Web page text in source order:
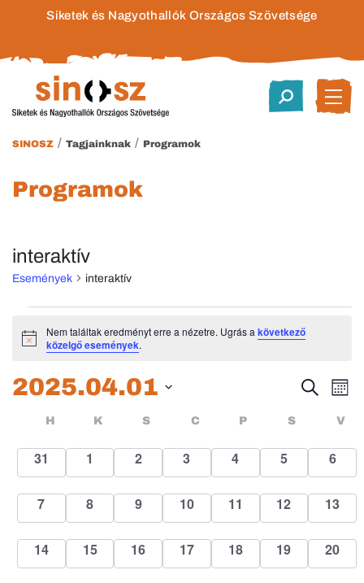
Siketek és Nagyothallók Országos Szövetsége
SINOSZ / Tagjainknak / Programok
Programok
interaktív
Események interaktív
Események
Notice
Nem találtak eredményt erre a nézetre. Ugrás akövetkező
közelgő események.
és
nézet
Keresett
kifejezés
2025.04.01
kiválasztása.
Események
naptár
H HÉTFŐ
K KEDD
S SZERDA
C CSÜTÖRTÖK
P PÉNTEK
S V
0
események
31
0
események
1
0
események
2
0
események
3
0
események
4
0
események
5
0
6
0
események
7
0
események
8
0
események
9
0
események
10
0
események
11
0
események
12
0
13
0
események
14
0
események
15
0
események
16
0
események
17
0
események
18
0
események
19
0
20